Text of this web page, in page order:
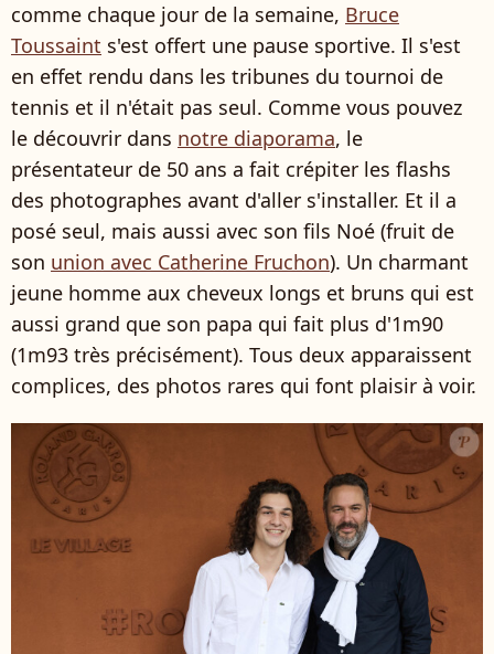
comme chaque jour de la semaine, Bruce
Toussaint s'est offert une pause sportive. Il s'est
en effet rendu dans les tribunes du tournoi de
tennis et il n'était pas seul. Comme vous pouvez
le découvrir dans notre diaporama, le
présentateur de 50 ans a fait crépiter les flashs
des photographes avant d'aller s'installer. Et il a
posé seul, mais aussi avec son fils Noé (fruit de
son union avec Catherine Fruchon). Un charmant
jeune homme aux cheveux longs et bruns qui est
aussi grand que son papa qui fait plus d'1m90
(1m93 très précisément). Tous deux apparaissent
complices, des photos rares qui font plaisir à voir.